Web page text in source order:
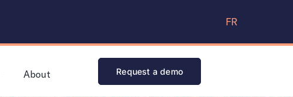
FR
About Request a demo